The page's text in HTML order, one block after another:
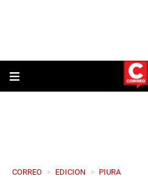
CORREO > EDICION > PIURA